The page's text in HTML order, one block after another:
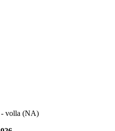
- volla (NA)